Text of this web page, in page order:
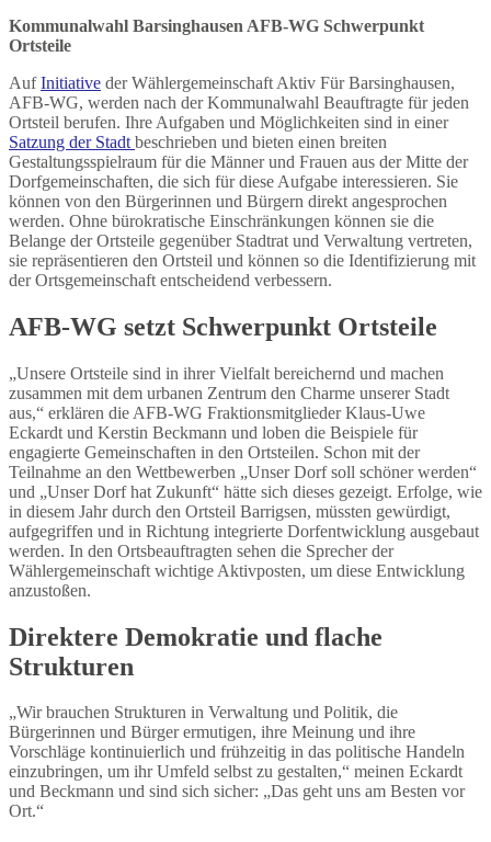
Kommunalwahl Barsinghausen AFB-WG Schwerpunkt
Ortsteile
AufInitiative der Wählergemeinschaft Aktiv Für Barsinghausen,
AFB-WG, werden nach der Kommunalwahl Beauftragte für jeden
Ortsteil berufen. Ihre Aufgaben und Möglichkeiten sind in einer
Satzung der Stadt beschrieben und bieten einen breiten
Gestaltungsspielraum für die Männer und Frauen aus der Mitte der
Dorfgemeinschaften, die sich für diese Aufgabe interessieren. Sie
können von den Bürgerinnen und Bürgern direkt angesprochen
werden. Ohne bürokratische Einschränkungen können sie die
Belange der Ortsteile gegenüber Stadtrat und Verwaltung vertreten,
sie repräsentieren den Ortsteil und können so die Identifizierung mit
der Ortsgemeinschaft entscheidend verbessern.
AFB-WG setzt Schwerpunkt Ortsteile
„Unsere Ortsteile sind in ihrer Vielfalt bereichernd und machen
zusammen mit dem urbanen Zentrum den Charme unserer Stadt
aus,“ erklären die AFB-WG Fraktionsmitglieder Klaus-Uwe
Eckardt und Kerstin Beckmann und loben die Beispiele für
engagierte Gemeinschaften in den Ortsteilen. Schon mit der
Teilnahme an den Wettbewerben „Unser Dorf soll schöner werden“
und „Unser Dorf hat Zukunft“ hätte sich dieses gezeigt. Erfolge, wie
in diesem Jahr durch den Ortsteil Barrigsen, müssten gewürdigt,
aufgegriffen und in Richtung integrierte Dorfentwicklung ausgebaut
werden. In den Ortsbeauftragten sehen die Sprecher der
Wählergemeinschaft wichtige Aktivposten, um diese Entwicklung
anzustoßen.
Direktere Demokratie und flache
Strukturen
„Wir brauchen Strukturen in Verwaltung und Politik, die
Bürgerinnen und Bürger ermutigen, ihre Meinung und ihre
Vorschläge kontinuierlich und frühzeitig in das politische Handeln
einzubringen, um ihr Umfeld selbst zu gestalten,“ meinen Eckardt
und Beckmann und sind sich sicher: „Das geht uns am Besten vor
Ort.“